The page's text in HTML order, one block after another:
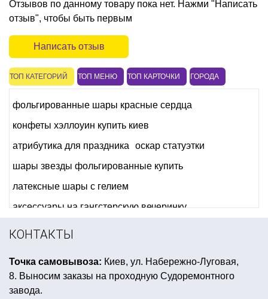
Отзывов по данному товару пока нет. Нажми "Написать
отзыв", чтобы быть первым
Написать отзыв
ТОП КАТЕГОРИЙ ТОП МЕНЮ ТОП КАРТОЧКИ ГОРОДА
фольгированные шары красные сердца
конфеты хэллоуин купить киев
атрибутика для праздника
оскар статуэтки
шары звезды фольгированные купить
латексные шары с гелием
аксессуары на гангстерскую вечеринку
день рождение в стиле винни пуха
пиратская детская вечеринка
КОНТАКТЫ
Точка самовывоза: Киев, ул. Набережно-Луговая,
8. Выносим заказы на проходную Судоремонтного
завода.